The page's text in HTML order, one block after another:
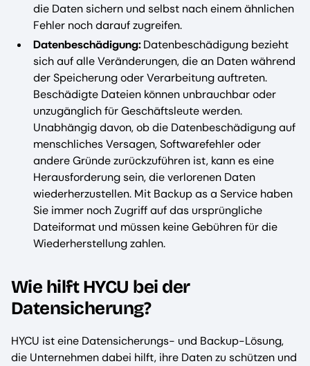
die Daten sichern und selbst nach einem ähnlichen
Fehler noch darauf zugreifen.
Datenbeschädigung:Datenbeschädigung bezieht
sich auf alle Veränderungen, die an Daten während
der Speicherung oder Verarbeitung auftreten.
Beschädigte Dateien können unbrauchbar oder
unzugänglich für Geschäftsleute werden.
Unabhängig davon, ob die Datenbeschädigung auf
menschliches Versagen, Softwarefehler oder
andere Gründe zurückzuführen ist, kann es eine
Herausforderung sein, die verlorenen Daten
wiederherzustellen. Mit Backup as a Service haben
Sie immer noch Zugriff auf das ursprüngliche
Dateiformat und müssen keine Gebühren für die
Wiederherstellung zahlen.
Wie hilft HYCU bei der
Datensicherung?
HYCU ist eine Datensicherungs- und Backup-Lösung,
die Unternehmen dabei hilft, ihre Daten zu schützen und